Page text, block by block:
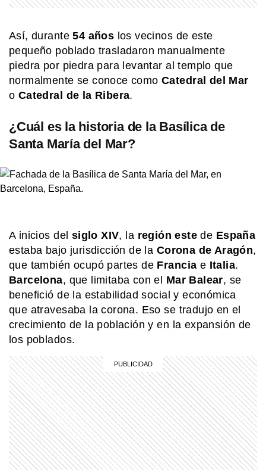
Así, durante54 años los vecinos de este
pequeño poblado trasladaron manualmente
piedra por piedra para levantar al templo que
normalmente se conoce comoCatedral del Mar
o Catedral de la Ribera.
¿Cuál es la historia de la Basílica de
Santa María del Mar?
A inicios del siglo XIV, la región este de España
estaba bajo jurisdicción de la Corona de Aragón,
que también ocupó partes de Francia e Italia.
Barcelona, que limitaba con el Mar Balear, se
benefició de la estabilidad social y económica
que atravesaba la corona. Eso se tradujo en el
crecimiento de la población y en la expansión de
los poblados.
Plata
MI PAIS
¿Cuándo y dónde nació José de San
Martín?
vikingos y la electricidad
MI PAIS
24 de junio: ¿Por qué es uno de los
EL MUNDO
¡El guardián de Sevilla! Conocé la
legendaria Torre del Oro
24 de junio: ¿Por qué es uno de los
días más "argentinos" que existe?
SABER MAS
Pica Pica: conocé al grupo de teatro
infantil creado por una española y dos
argentinos que es furor en
Latinoamérica
PARA TUS TAREAS
Energía: qué es, qué tipos existen y
qué ejemplos fáciles la explican